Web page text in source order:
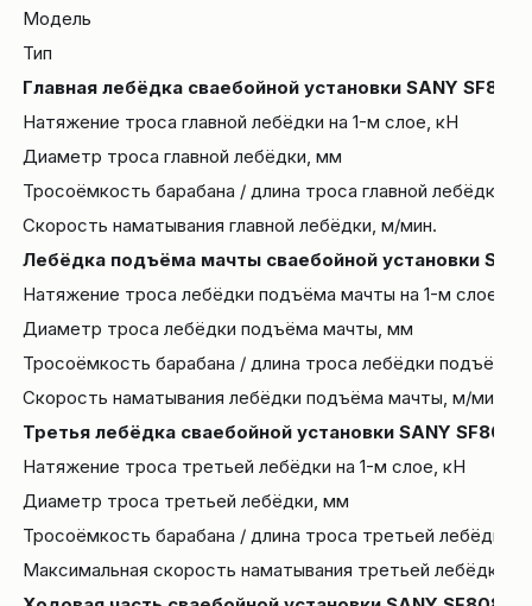
Модель
Тип
Главная лебёдка сваебойной установки SANY SF808 I
Натяжение троса главной лебёдки на 1-м слое, кН
Диаметр троса главной лебёдки, мм
Тросоёмкость барабана / длина троса главной лебёдки, м
Скорость наматывания главной лебёдки, м/мин.
Лебёдка подъёма мачты сваебойной установки
Натяжение троса лебёдки подъёма мачты на 1-м слое, кН
Диаметр троса лебёдки подъёма мачты, мм
Тросоёмкость барабана / длина троса лебёдки подъёма
Скорость наматывания лебёдки подъёма мачты, м/мин.
Третья лебёдка сваебойной установки SANY SF808 I
Натяжение троса третьей лебёдки на 1-м слое, кН
Диаметр троса третьей лебёдки, мм
Тросоёмкость барабана / длина троса третьей лебёдки,
Максимальная скорость наматывания третьей лебёдки,